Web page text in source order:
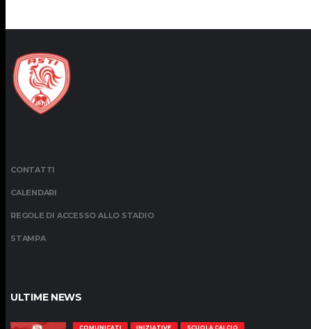
CONTATTI
CALENDARI
REGOLE DI ACCESSO ALLO STADIO
STAMPA
ULTIME NEWS